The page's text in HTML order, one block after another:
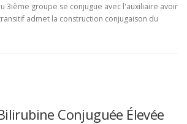
3ième groupe se conjugue avec l'auxiliaire avoir
admet la construction conjugaison du
Conjuguée Élevée